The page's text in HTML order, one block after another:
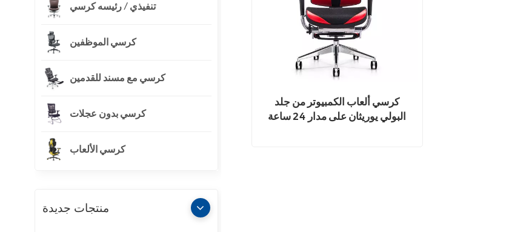
كرسي ألعاب الكمبيوتر من جلد
البولي يوريثان على مدار 24 ساعة
تنفيذي / رئيسه كرسي
كرسي الموظفين
كرسي مع مسند للقدمين
كرسي بدون عجلات
كرسي الألعاب
منتجات جديدة